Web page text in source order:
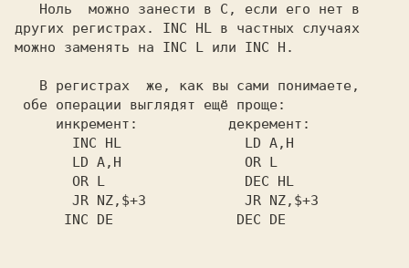
   Ноль  можно занести в
C, если его нет в
других регистрах. INC HL в частных случаях
можно заменять на INC L или INC H.
обе операции выглядят ещё проще:
   инкремент:           декремент:
     INC HL               LD A,H
     LD A,H               OR L
     OR L                 DEC HL
     JR NZ,$+3            JR NZ,$+3
     INC DE               DEC DE